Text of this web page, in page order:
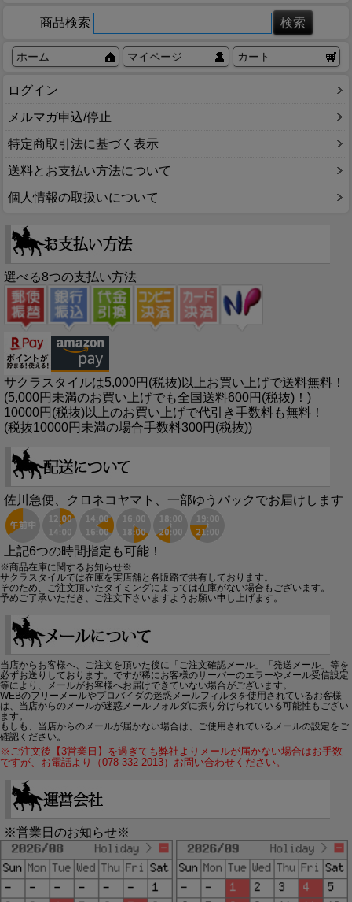
商品検索
ホーム マイページ カート
ログイン
メルマガ申込/停止
特定商取引法に基づく表示
送料とお支払い方法について
個人情報の取扱いについて
選べる8つの支払い方法
サクラスタイルは5,000円(税抜)以上お買い上げで送料無料！
(5,000円未満のお買い上げでも全国送料600円(税抜)！)
10000円(税抜)以上のお買い上げで代引き手数料も無料！
(税抜10000円未満の場合手数料300円(税抜))
佐川急便、クロネコヤマト、一部ゆうパックでお届けします
上記6つの時間指定も可能！
※商品在庫に関するお知らせ※
サクラスタイルでは在庫を実店舗と各販路で共有しております。
そのため、ご注文頂いたタイミングによっては在庫がない場合もございます。
予めご了承いただき、ご注文下さいますようお願い申し上げます。
当店からお客様へ、ご注文を頂いた後に「ご注文確認メール」「発送メール」等を
必ずお送りしております。ですが稀にお客様のサーバーのエラーやメール受信設定
等により、メールがお客様へお届けできていない場合がございます。
WEBのフリーメールやプロバイダの迷惑メールフィルタを使用されているお客様
は、当店からのメールが迷惑メールフォルダに振り分けられている可能性もござい
ます。
もしも、当店からのメールが届かない場合は、ご使用されているメールの設定をご
確認ください。
※ご注文後【3営業日】を過ぎても弊社よりメールが届かない場合はお手数
ですが、お電話より（078-332-2013）お問い合わせください。
※営業日のお知らせ※